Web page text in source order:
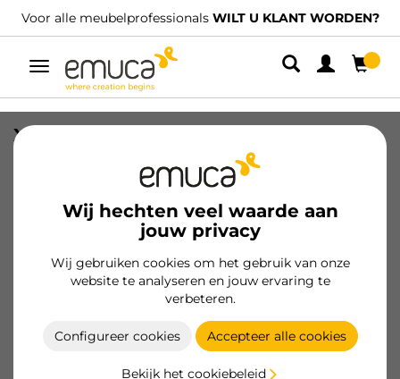
Voor alle meubelprofessionals WILT U KLANT WORDEN?
Umschaltbare
Navigation
Wij hechten veel waarde aan
jouw privacy
Wij gebruiken cookies om het gebruik van onze
website te analyseren en jouw ervaring te
verbeteren.
Configureer cookies Accepteer alle cookies
Bekijk het cookiebeleid
X91-kit voor aluminium profielen en
rechte supplementen, Opschroeven,
Staal en Zamak, Titanium
1025452 / EAN 8432393364612
Essentiële producten
Klant worden
Productspecificatie